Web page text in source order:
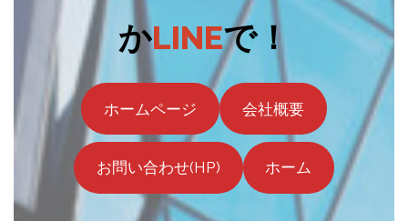
かLINEで！
ホームページ 会社概要
お問い合わせ(HP) ホーム